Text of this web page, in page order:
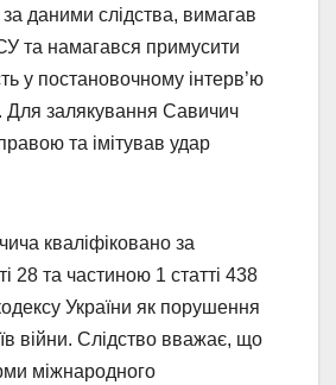
даними слідства, вимагав
та намагався примусити
у постановочному інтерв’ю
Для залякування Савичич
та імітував удар
кваліфіковано за
28 та частиною 1 статті 438
України як порушення
війни. Слідство вважає, що
міжнародного